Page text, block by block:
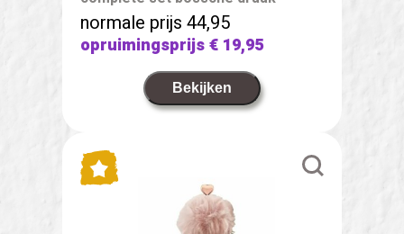
normale prijs 44,95
opruimingsprijs€ 19,95
Bekijken